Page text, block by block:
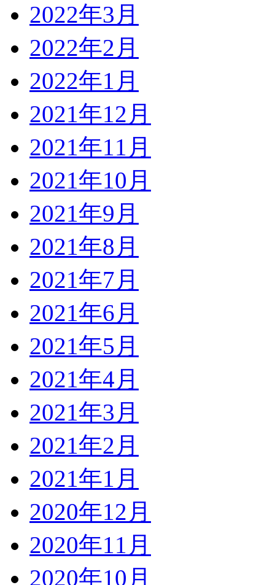
2022年3月
2022年2月
2022年1月
2021年12月
2021年11月
2021年10月
2021年9月
2021年8月
2021年7月
2021年6月
2021年5月
2021年4月
2021年3月
2021年2月
2021年1月
2020年12月
2020年11月
2020年10月